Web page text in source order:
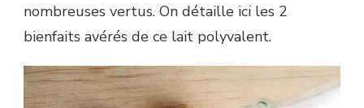
nombreuses vertus. On détaille ici les 2
bienfaits avérés de ce lait polyvalent.